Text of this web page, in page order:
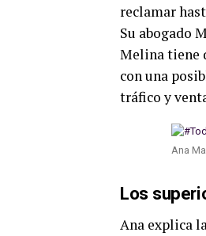
reclamar
Su abogado
Melina tiene
con una
tráfico y
Ana
Los
Ana explica